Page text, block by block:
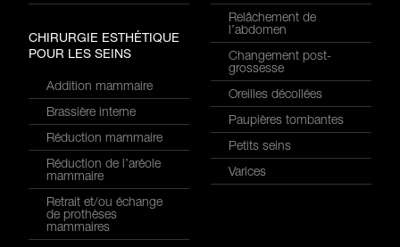
CHIRURGIE ESTHÉTIQUE
POUR LES SEINS
Addition mammaire
Brassière interne
Réduction mammaire
Réduction de l’aréole
mammaire
Retrait et/ou échange
de prothèses
mammaires
Relâchement de
l’abdomen
Changement post-
grossesse
Oreilles décollées
Paupières tombantes
Petits seins
Varices